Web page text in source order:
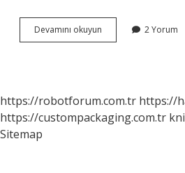
Devamını okuyun
Zor
2 Yorum
https://robotforum.com.tr https://
https://custompackaging.com.tr
Sitemap